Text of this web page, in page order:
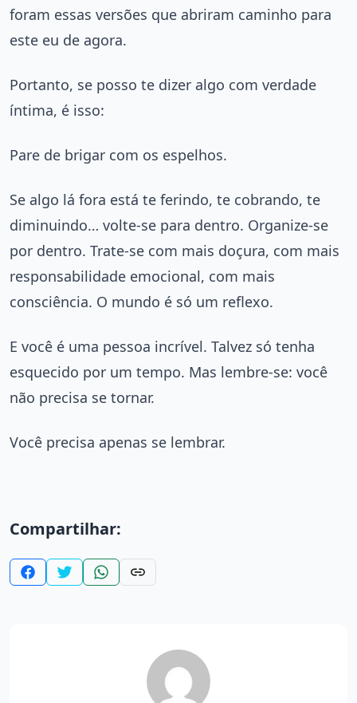
foram essas versões que abriram caminho para
este eu de agora.
Portanto, se posso te dizer algo com verdade
íntima, é isso:
Pare de brigar com os espelhos.
Se algo lá fora está te ferindo, te cobrando, te
diminuindo… volte-se para dentro. Organize-se
por dentro. Trate-se com mais doçura, com mais
responsabilidade emocional, com mais
consciência. O mundo é só um reflexo.
E você é uma pessoa incrível. Talvez só tenha
esquecido por um tempo. Mas lembre-se: você
não precisa se tornar.
Você precisa apenas se lembrar.
Compartilhar: